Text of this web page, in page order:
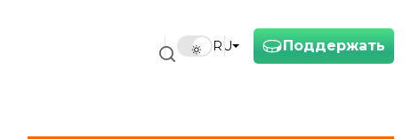
Поддержать
RU